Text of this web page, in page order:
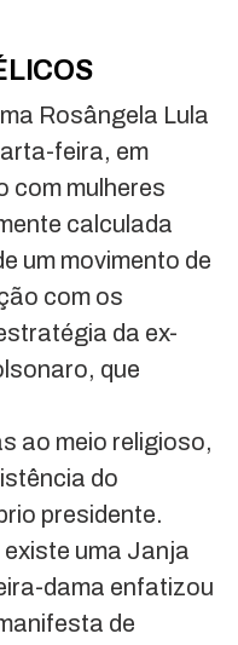
Rosângela Lula
feira, em
com mulheres
calculada
um movimento de
com os
da ex-
que
ao meio religioso,
do
presidente.
uma Janja
dama enfatizou
de